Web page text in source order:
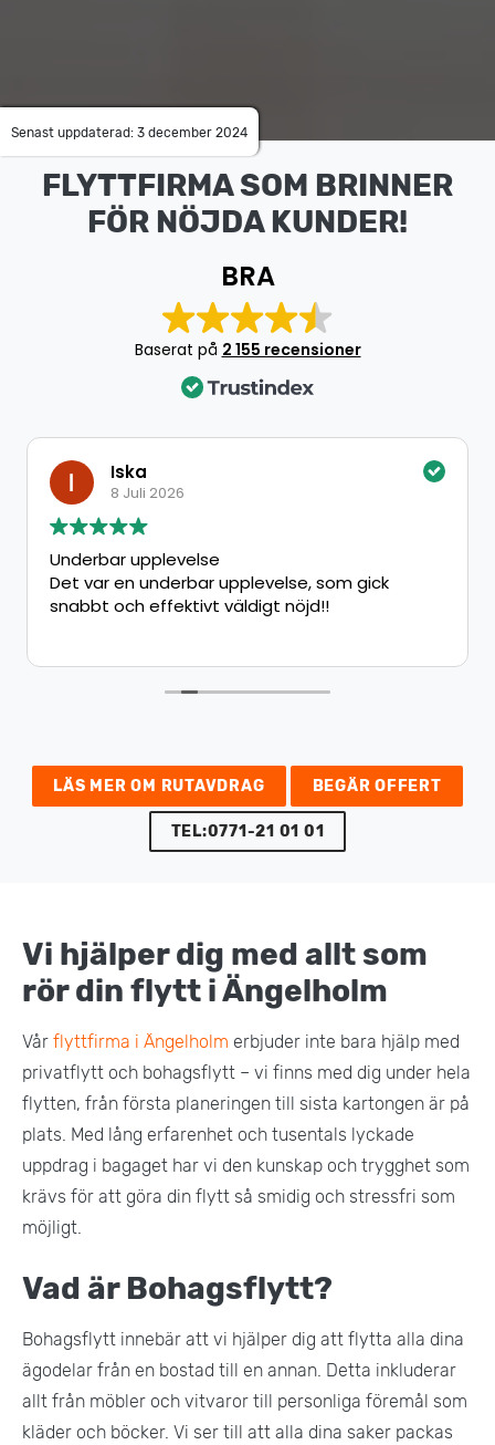
Senast uppdaterad: 3 december 2024
FLYTTFIRMA SOM BRINNER
FÖR NÖJDA KUNDER!
BRA
Baserat på 2 155 recensioner
Iska
8 Juli 2026
Underbar upplevelse
Det var en underbar upplevelse, som gick
snabbt och effektivt väldigt nöjd!!
LÄS MER OM RUTAVDRAG BEGÄR OFFERT
TEL:0771-21 01 01
Vi hjälper dig med allt som
rör din flytt i Ängelholm
Vår flyttfirma i Ängelholm erbjuder inte bara hjälp med
privatflytt och bohagsflytt – vi finns med dig under hela
flytten, från första planeringen till sista kartongen är på
plats. Med lång erfarenhet och tusentals lyckade
uppdrag i bagaget har vi den kunskap och trygghet som
krävs för att göra din flytt så smidig och stressfri som
möjligt.
Vad är Bohagsflytt?
Bohagsflytt innebär att vi hjälper dig att flytta alla dina
ägodelar från en bostad till en annan. Detta inkluderar
allt från möbler och vitvaror till personliga föremål som
kläder och böcker. Vi ser till att alla dina saker packas